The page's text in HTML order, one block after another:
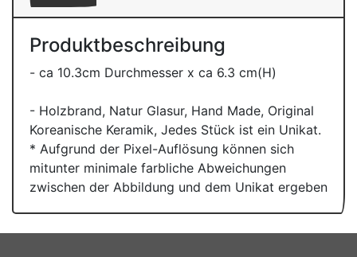
Produktbeschreibung
- ca 10.3cm Durchmesser x ca 6.3 cm(H)
- Holzbrand, Natur Glasur, Hand Made, Original
Koreanische Keramik, Jedes Stück ist ein Unikat.
* Aufgrund der Pixel-Auflösung können sich
mitunter minimale farbliche Abweichungen
zwischen der Abbildung und dem Unikat ergeben